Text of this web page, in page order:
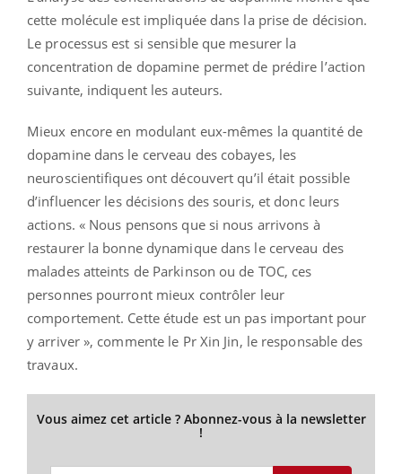
cette molécule est impliquée dans la prise de décision.
Le processus est si sensible que mesurer la
concentration de dopamine permet de prédire l’action
suivante, indiquent les auteurs.
Mieux encore en modulant eux-mêmes la quantité de
dopamine dans le cerveau des cobayes, les
neuroscientifiques ont découvert qu’il était possible
d’influencer les décisions des souris, et donc leurs
actions. « Nous pensons que si nous arrivons à
restaurer la bonne dynamique dans le cerveau des
malades atteints de Parkinson ou de TOC, ces
personnes pourront mieux contrôler leur
comportement. Cette étude est un pas important pour
y arriver », commente le Pr Xin Jin, le responsable des
travaux.
Vous aimez cet article ? Abonnez-vous à la newsletter
!